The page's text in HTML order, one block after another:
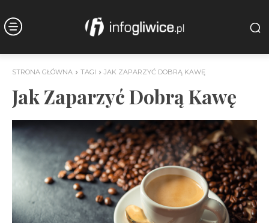
STRONA GŁÓWNA TAGI JAK ZAPARZYĆ DOBRĄ KAWĘ
Jak Zaparzyć Dobrą Kawę